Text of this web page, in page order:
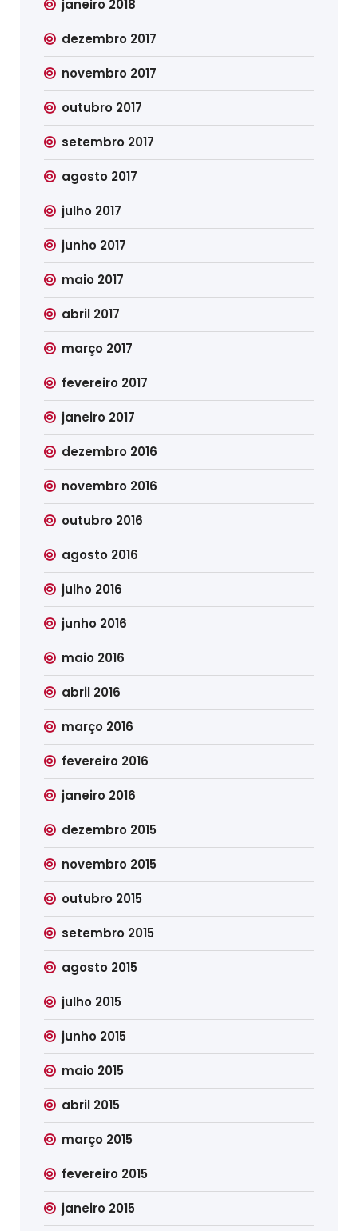
janeiro 2018
dezembro 2017
novembro 2017
outubro 2017
setembro 2017
agosto 2017
julho 2017
junho 2017
maio 2017
abril 2017
março 2017
fevereiro 2017
janeiro 2017
dezembro 2016
novembro 2016
outubro 2016
agosto 2016
julho 2016
junho 2016
maio 2016
abril 2016
março 2016
fevereiro 2016
janeiro 2016
dezembro 2015
novembro 2015
outubro 2015
setembro 2015
agosto 2015
julho 2015
junho 2015
maio 2015
abril 2015
março 2015
fevereiro 2015
janeiro 2015